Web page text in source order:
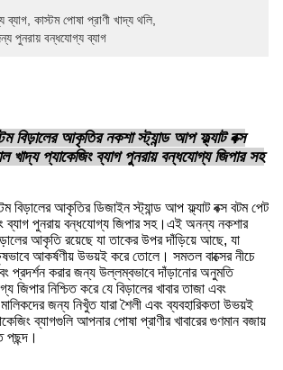
ব্যাগ কাস্টম পোষা প্রাণী খাদ্য থলি
পুনরায় বন্ধযোগ্য ব্যাগ
বিড়ালের আকৃতির নকশা স্ট্যান্ড আপ ফ্ল্যাট বক্স
খাদ্য প্যাকেজিং ব্যাগ পুনরায় বন্ধযোগ্য জিপার সহ
বিড়ালের আকৃতির ডিজাইন স্ট্যান্ড আপ ফ্ল্যাট বক্স বটম পেট
ব্যাগ পুনরায় বন্ধযোগ্য জিপার সহ।এই অনন্য নকশার
আকৃতি রয়েছে যা তাকের উপর দাঁড়িয়ে আছে, যা
আকর্ষণীয় উভয়ই করে তোলে। সমতল বাক্সের নীচে
প্রদর্শন করার জন্য উল্লম্বভাবে দাঁড়ানোর অনুমতি
জিপার নিশ্চিত করে যে বিড়ালের খাবার তাজা এবং
জন্য নিখুঁত যারা শৈলী এবং ব্যবহারিকতা উভয়ই
ব্যাগগুলি আপনার পোষা প্রাণীর খাবারের গুণমান বজায়
পছন্দ।